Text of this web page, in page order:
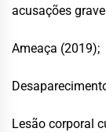
acusações
Ameaça (2019);
Lesão corporal